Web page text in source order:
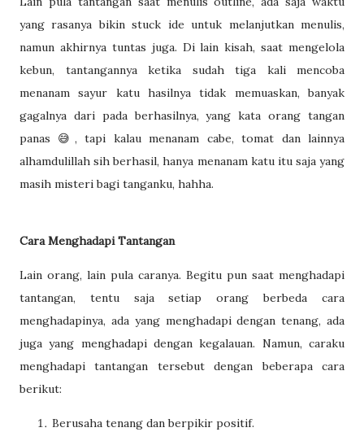
yang rasanya bikin stuck ide untuk melanjutkan menulis,
namun akhirnya tuntas juga. Di lain kisah, saat mengelola
kebun, tantangannya ketika sudah tiga kali mencoba
menanam sayur katu hasilnya tidak memuaskan, banyak
gagalnya dari pada berhasilnya, yang kata orang tangan
panas 😅, tapi kalau menanam cabe, tomat dan lainnya
alhamdulillah sih berhasil, hanya menanam katu itu saja yang
masih misteri bagi tanganku, hahha.
Cara Menghadapi Tantangan
Lain orang, lain pula caranya. Begitu pun saat menghadapi
tantangan, tentu saja setiap orang berbeda cara
menghadapinya, ada yang menghadapi dengan tenang, ada
juga yang menghadapi dengan kegalauan. Namun, caraku
menghadapi tantangan tersebut dengan beberapa cara
berikut:
Berusaha tenang dan berpikir positif.